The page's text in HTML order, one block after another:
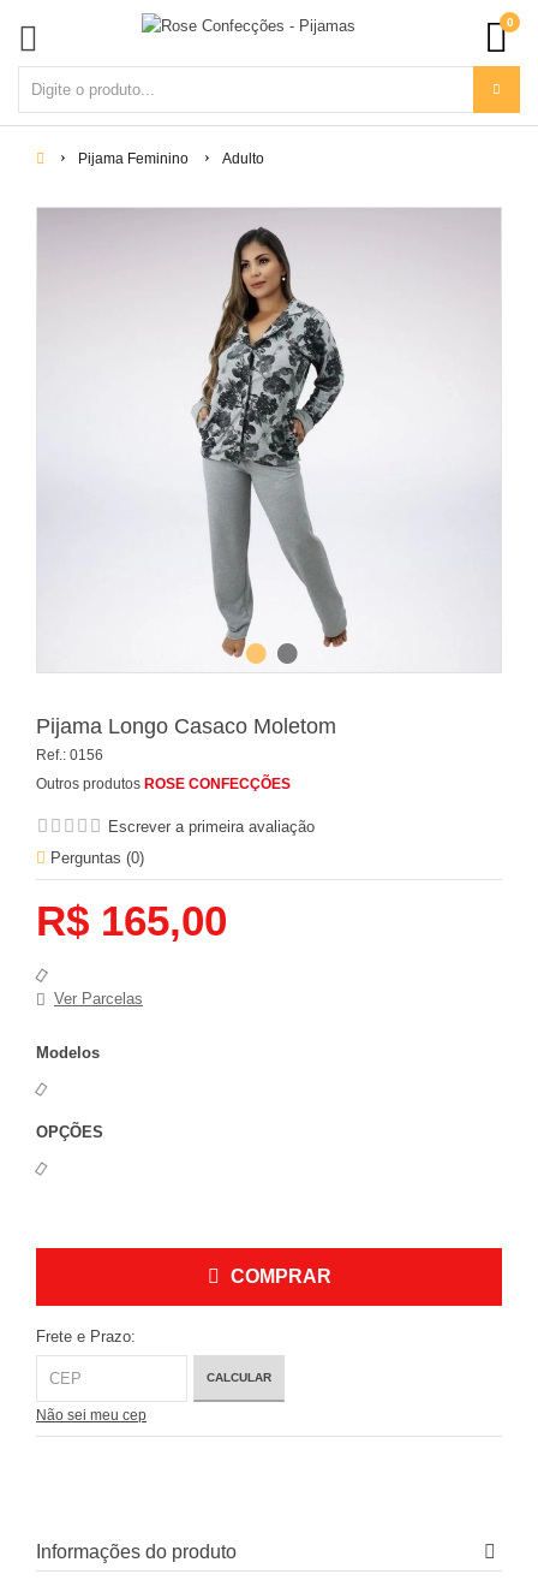
0
Pijama Feminino Adulto
Pijama Longo Casaco Moletom
Ref.: 0156
Outros produtos ROSE CONFECÇÕES
Escrever a primeira avaliação
Perguntas (0)
R$ 165,00
Ver Parcelas
Modelos
OPÇÕES
COMPRAR
Frete e Prazo:
CALCULAR
Não sei meu cep
Informações do produto